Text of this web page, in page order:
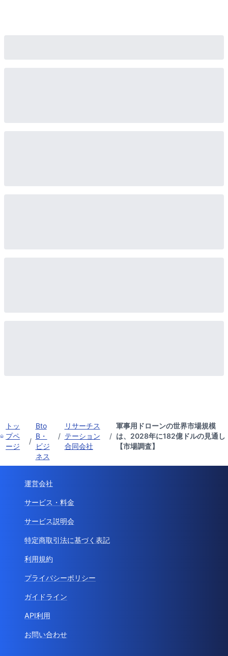
トッ
プペ
ージ
/
Bto
B・
ビジ
ネス
/
リサーチス
テーション
合同会社
/
軍事用ドローンの世界市場規模
は、2028年に182億ドルの見通し
【市場調査】
運営会社
サービス・料金
サービス説明会
特定商取引法に基づく表記
利用規約
プライバシーポリシー
ガイドライン
API利用
お問い合わせ